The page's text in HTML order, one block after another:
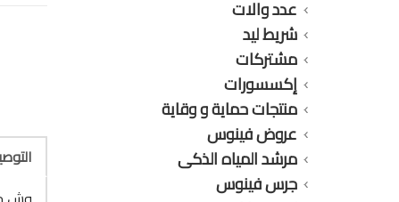
عدد والات
شريط ليد
مشتركات
إكسسورات
منتجات حماية و وقاية
عروض فينوس
مرشد المياه الذكى
جرس فينوس